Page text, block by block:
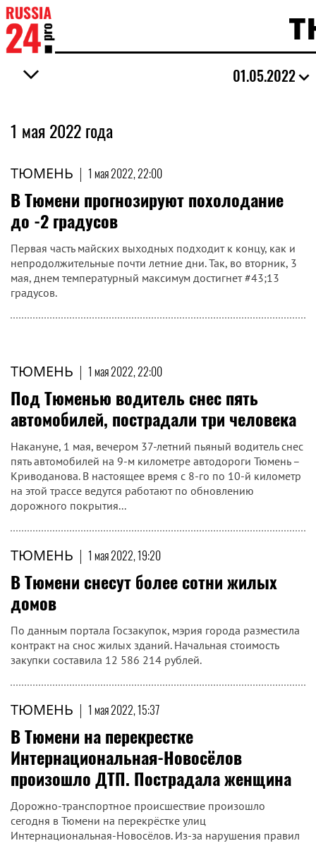
01.05.2022
1 мая 2022 года
ТЮМЕНЬ | 1 мая 2022, 22:00
В Тюмени прогнозируют похолодание
до -2 градусов
Первая часть майских выходных подходит к концу, как и
непродолжительные почти летние дни. Так, во вторник, 3
мая, днем температурный максимум достигнет #43;13
градусов.
ТЮМЕНЬ | 1 мая 2022, 22:00
Под Тюменью водитель снес пять
автомобилей, пострадали три человека
Накануне, 1 мая, вечером 37-летний пьяный водитель снес
пять автомобилей на 9-м километре автодороги Тюмень –
Криводанова. В настоящее время с 8-го по 10-й километр
на этой трассе ведутся работают по обновлению
дорожного покрытия...
ТЮМЕНЬ | 1 мая 2022, 19:20
В Тюмени снесут более сотни жилых
домов
По данным портала Госзакупок, мэрия города разместила
контракт на снос жилых зданий. Начальная стоимость
закупки составила 12 586 214 рублей.
ТЮМЕНЬ | 1 мая 2022, 15:37
В Тюмени на перекрестке
Интернациональная-Новосёлов
произошло ДТП. Пострадала женщина
Дорожно-транспортное происшествие произошло
сегодня в Тюмени на перекрёстке улиц
Интернациональная-Новосёлов. Из-за нарушения правил